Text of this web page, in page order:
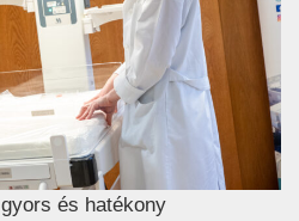
és hatékony